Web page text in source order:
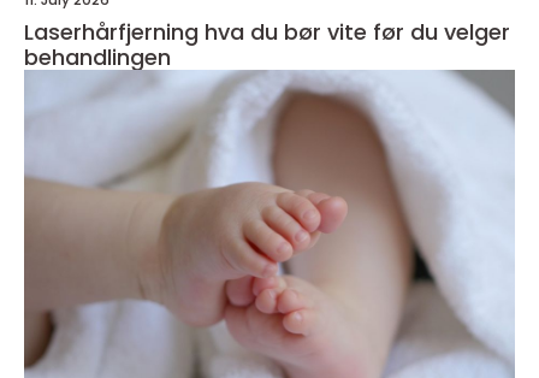
Laserhårfjerning hva du bør vite før du velger
behandlingen